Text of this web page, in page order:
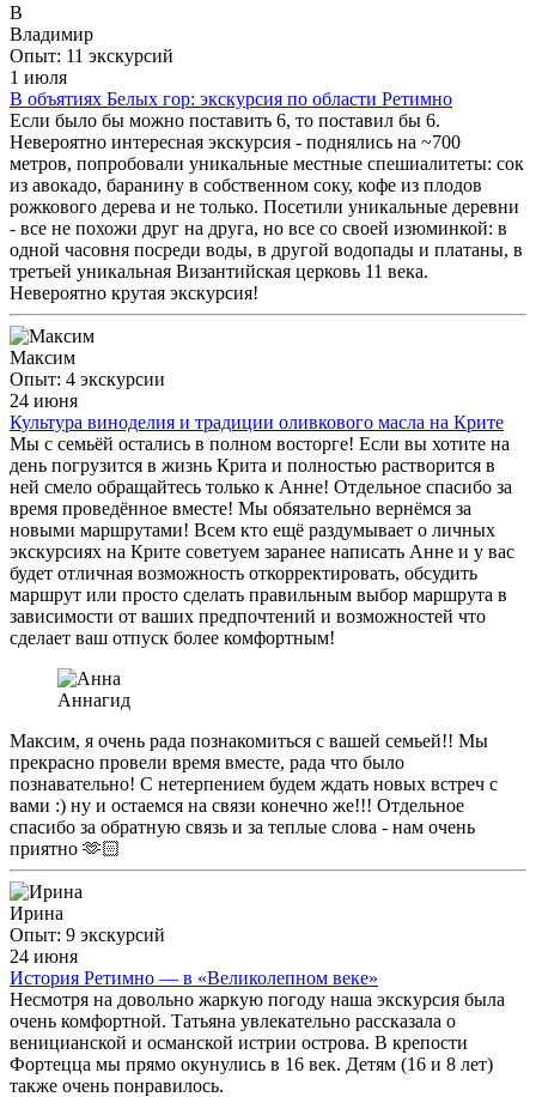
В
Владимир
Опыт: 11 экскурсий
1 июля
В объятиях Белых гор: экскурсия по области Ретимно
Если было бы можно поставить 6, то поставил бы 6.
Невероятно интересная экскурсия - поднялись на ~700
метров, попробовали уникальные местные спешиалитеты: сок
из авокадо, баранину в собственном соку, кофе из плодов
рожкового дерева и не только. Посетили уникальные деревни
- все не похожи друг на друга, но все со своей изюминкой: в
одной часовня посреди воды, в другой водопады и платаны, в
третьей уникальная Византийская церковь 11 века.
Невероятно крутая экскурсия!
Максим
Опыт: 4 экскурсии
24 июня
Культура виноделия и традиции оливкового масла на Крите
Мы с семьёй остались в полном восторге! Если вы хотите на
день погрузится в жизнь Крита и полностью растворится в
ней смело обращайтесь только к Анне! Отдельное спасибо за
время проведённое вместе! Мы обязательно вернёмся за
новыми маршрутами! Всем кто ещё раздумывает о личных
экскурсиях на Крите советуем заранее написать Анне и у вас
будет отличная возможность откорректировать, обсудить
маршрут или просто сделать правильным выбор маршрута в
зависимости от ваших предпочтений и возможностей что
сделает ваш отпуск более комфортным!
Аннагид
Максим, я очень рада познакомиться с вашей семьей!! Мы
прекрасно провели время вместе, рада что было
познавательно! С нетерпением будем ждать новых встреч с
вами :) ну и остаемся на связи конечно же!!! Отдельное
спасибо за обратную связь и за теплые слова - нам очень
приятно 🫶🏻
Ирина
Опыт: 9 экскурсий
24 июня
История Ретимно — в «Великолепном веке»
Несмотря на довольно жаркую погоду наша экскурсия была
очень комфортной. Татьяна увлекательно рассказала о
веницианской и османской истрии острова. В крепости
Фортецца мы прямо окунулись в 16 век. Детям (16 и 8 лет)
также очень понравилось.